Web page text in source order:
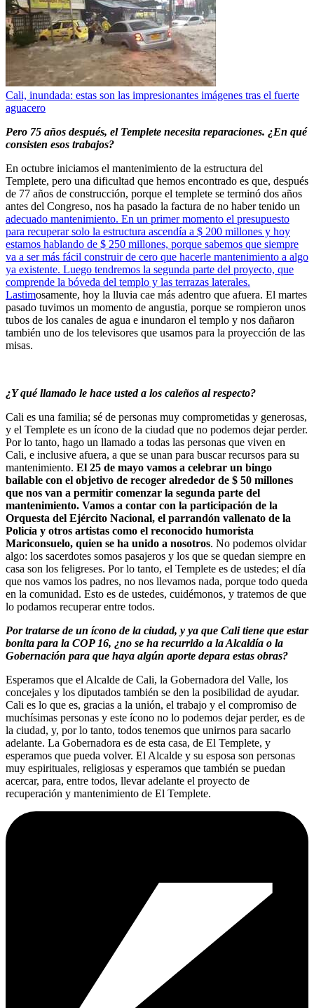
Cali, inundada: estas son las impresionantes imágenes tras el fuerte
aguacero
Pero 75 años después, el Templete necesita reparaciones. ¿En qué
consisten esos trabajos?
En octubre iniciamos el mantenimiento de la estructura del
Templete, pero una dificultad que hemos encontrado es que, después
de 77 años de construcción, porque el templete se terminó dos años
antes del Congreso, nos ha pasado la factura de no haber tenido un
adecuado mantenimiento. En un primer momento el presupuesto
para recuperar solo la estructura ascendía a $ 200 millones y hoy
estamos hablando de $ 250 millones, porque sabemos que siempre
va a ser más fácil construir de cero que hacerle mantenimiento a algo
ya existente. Luego tendremos la segunda parte del proyecto, que
comprende la bóveda del templo y las terrazas laterales.
Lastimosamente, hoy la lluvia cae más adentro que afuera. El martes
pasado tuvimos un momento de angustia, porque se rompieron unos
tubos de los canales de agua e inundaron el templo y nos dañaron
también uno de los televisores que usamos para la proyección de las
misas.
¿Y qué llamado le hace usted a los caleños al respecto?
Cali es una familia; sé de personas muy comprometidas y generosas,
y el Templete es un ícono de la ciudad que no podemos dejar perder.
Por lo tanto, hago un llamado a todas las personas que viven en
Cali, e inclusive afuera, a que se unan para buscar recursos para su
mantenimiento. El 25 de mayo vamos a celebrar un bingo
bailable con el objetivo de recoger alrededor de $ 50 millones
que nos van a permitir comenzar la segunda parte del
mantenimiento. Vamos a contar con la participación de la
Orquesta del Ejército Nacional, el parrandón vallenato de la
Policía y otros artistas como el reconocido humorista
Mariconsuelo, quien se ha unido a nosotros. No podemos olvidar
algo: los sacerdotes somos pasajeros y los que se quedan siempre en
casa son los feligreses. Por lo tanto, el Templete es de ustedes; el día
que nos vamos los padres, no nos llevamos nada, porque todo queda
en la comunidad. Esto es de ustedes, cuidémonos, y tratemos de que
lo podamos recuperar entre todos.
Por tratarse de un ícono de la ciudad, y ya que Cali tiene que estar
bonita para la COP 16, ¿no se ha recurrido a la Alcaldía o la
Gobernación para que haya algún aporte depara estas obras?
Esperamos que el Alcalde de Cali, la Gobernadora del Valle, los
concejales y los diputados también se den la posibilidad de ayudar.
Cali es lo que es, gracias a la unión, el trabajo y el compromiso de
muchísimas personas y este ícono no lo podemos dejar perder, es de
la ciudad, y, por lo tanto, todos tenemos que unirnos para sacarlo
adelante. La Gobernadora es de esta casa, de El Templete, y
esperamos que pueda volver. El Alcalde y su esposa son personas
muy espirituales, religiosas y esperamos que también se puedan
acercar, para, entre todos, llevar adelante el proyecto de
recuperación y mantenimiento de El Templete.